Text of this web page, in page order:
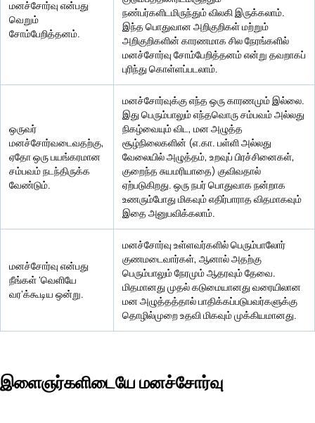
மனச்சோர்வு என்பது
வெறும்
சோம்பேறித்தனம்.
நண்பர்களிடமிருந்தும் விலகி இருக்கலாம்.
இந்த பொதுவான அறிகுறிகள் மற்றும்
அறிகுறிகளின் காரணமாக சில நேரங்களில்
மனச்சோர்வு சோம்பேறித்தனம் என்று தவறாகப்
புரிந்து கொள்ளப்படலாம்.
ஒருவர்
மனச்சோர்வடைவதற்கு,
ஏதோ ஒரு பயங்கரமான
சம்பவம் நடந்திருக்க
வேண்டும்.
மனச்சோர்வுக்கு எந்த ஒரு காரணமும் இல்லை.
இது பெரும்பாலும் எந்தவொரு சம்பவம் அல்லது
நிகழ்வையும் விட, மன அழுத்த
சூழ்நிலைகளின் (எ.கா. பள்ளி அல்லது
வேலையில் அழுத்தம், உறவுப் பிரச்சினைகள்,
குறைந்த சுயமரியாதை) குவிவதால்
ஏற்படுகிறது. ஒரு நபர் பொதுவாக நன்றாக
உணரும்போது மிகவும் எதிர்பாராத விதமாகவும்
இதை அனுபவிக்கலாம்.
மனச்சோர்வு என்பது
நீங்கள் 'வெளியே
வர'க்கூடிய ஒன்று.
மனச்சோர்வு உள்ளவர்களில் பெரும்பாலோர்
குணமடைவார்கள், ஆனால் அதற்கு
பெரும்பாலும் நேரமும் ஆதரவும் தேவை.
மிதமானது முதல் கடுமையானது வரையிலான
மன அழுத்தத்தால் பாதிக்கப்படுபவர்களுக்கு
தொழில்முறை உதவி மிகவும் முக்கியமானது.
இளைஞர்களிடையே மனச்சோர்வு